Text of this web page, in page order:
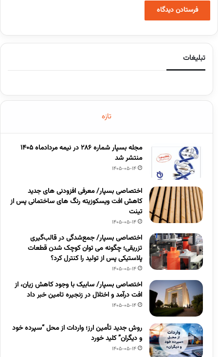
تبلیغات
تازه
مجله بسپار شماره 286 در نیمه مردادماه 1405
منتشر شد
1405-05-14
اختصاصی بسپار/ معرفی افزودنی های جدید
کاهش افت ویسکوزیته رنگ های ساختمانی پس از
تینت
1405-05-14
اختصاصی بسپار/ جمع‌شدگی در قالب‌گیری
تزریقی؛ چگونه می توان کوچک شدن قطعات
پلاستیکی پس از تولید را کنترل کرد؟
1405-05-14
اختصاصی بسپار/ سابیک با وجود کاهش زیان، از
افت درآمد و اختلال در زنجیره تامین خبر داد
1405-05-14
روش جدید تأمین ارز؛ واردات از محل “سپرده خود
و دیگران” کلید خورد
1405-05-14